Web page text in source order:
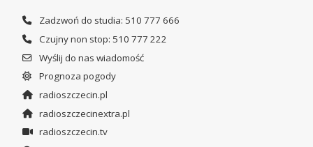
Zadzwoń do studia: 510 777 666
Czujny non stop: 510 777 222
Wyślij do nas wiadomość
Prognoza pogody
radioszczecin.pl
radioszczecinextra.pl
radioszczecin.tv